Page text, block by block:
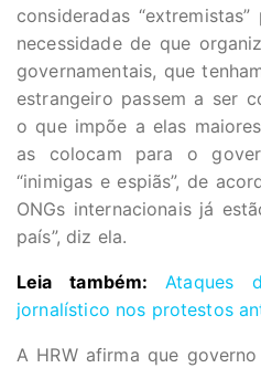
consideradas
necessidade de que
governamentais, que
estrangeiro passem a ser
o que impõe a elas
as colocam para o
“inimigas e espiãs”, de
ONGs internacionais já
país”, diz ela.
Leia também:Ataques
jornalístico nos protestos
A HRW afirma que